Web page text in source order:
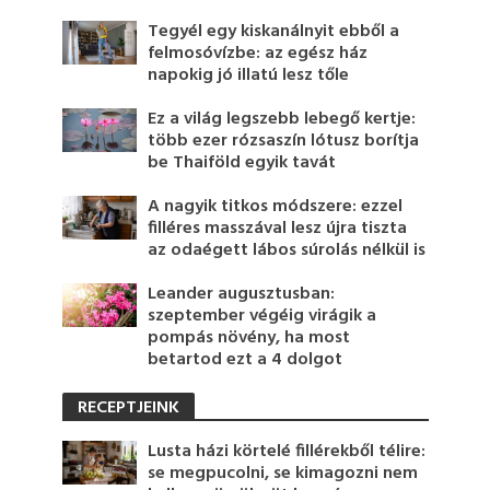
Tegyél egy kiskanálnyit ebből a
felmosóvízbe: az egész ház
napokig jó illatú lesz tőle
Ez a világ legszebb lebegő kertje:
több ezer rózsaszín lótusz borítja
be Thaiföld egyik tavát
A nagyik titkos módszere: ezzel
filléres masszával lesz újra tiszta
az odaégett lábos súrolás nélkül is
Leander augusztusban:
szeptember végéig virágik a
pompás növény, ha most
betartod ezt a 4 dolgot
RECEPTJEINK
Lusta házi körtelé fillérekből télire:
se megpucolni, se kimagozni nem